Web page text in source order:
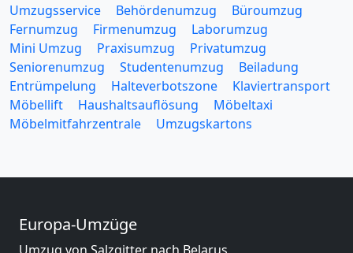
Umzugsservice Behördenumzug
Büroumzug
Fernumzug
Firmenumzug
Laborumzug
Mini Umzug
Praxisumzug
Privatumzug
Seniorenumzug
Studentenumzug
Beiladung
Entrümpelung
Halteverbotszone
Klaviertransport
Möbellift
Haushaltsauflösung
Möbeltaxi
Möbelmitfahrzentrale
Umzugskartons
Europa-Umzüge
Umzug von Salzgitter nach Belarus